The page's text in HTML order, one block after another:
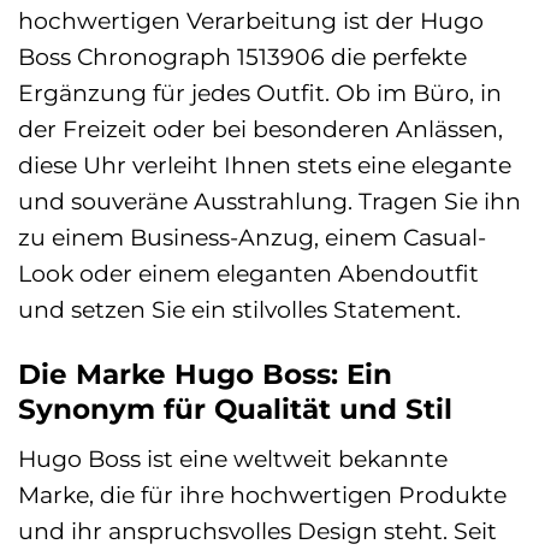
hochwertigen Verarbeitung ist der Hugo
Boss Chronograph 1513906 die perfekte
Ergänzung für jedes Outfit. Ob im Büro, in
der Freizeit oder bei besonderen Anlässen,
diese Uhr verleiht Ihnen stets eine elegante
und souveräne Ausstrahlung. Tragen Sie ihn
zu einem Business-Anzug, einem Casual-
Look oder einem eleganten Abendoutfit
und setzen Sie ein stilvolles Statement.
Die Marke Hugo Boss: Ein
Synonym für Qualität und Stil
Hugo Boss ist eine weltweit bekannte
Marke, die für ihre hochwertigen Produkte
und ihr anspruchsvolles Design steht. Seit